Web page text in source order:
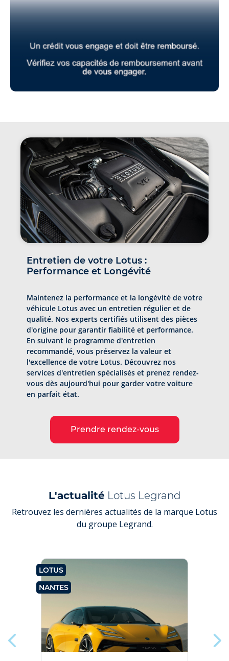
Entretien de votre Lotus :
Performance et Longévité
Maintenez la performance et la longévité de votre
véhicule Lotus avec un entretien régulier et de
qualité. Nos experts certifiés utilisent des pièces
d'origine pour garantir fiabilité et performance.
En suivant le programme d'entretien
recommandé, vous préservez la valeur et
l'excellence de votre Lotus. Découvrez nos
services d'entretien spécialisés et prenez rendez-
vous dès aujourd'hui pour garder votre voiture
en parfait état.
Prendre rendez-vous
L'actualité Lotus Legrand
Retrouvez les dernières actualités de la marque Lotus
du groupe Legrand.
LOTUS
NANTES